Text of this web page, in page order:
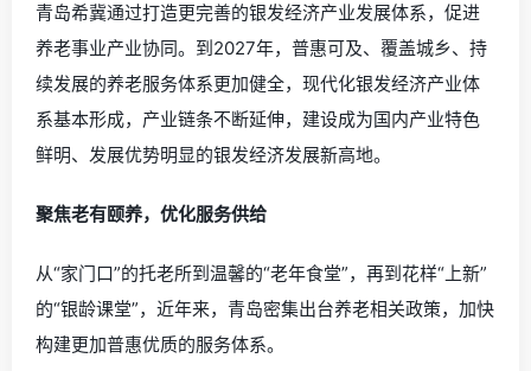
青岛希冀通过打造更完善的银发经济产业发展体系，促进
养老事业产业协同。到2027年，普惠可及、覆盖城乡、持
续发展的养老服务体系更加健全，现代化银发经济产业体
系基本形成，产业链条不断延伸，建设成为国内产业特色
鲜明、发展优势明显的银发经济发展新高地。
聚焦老有颐养，优化服务供给
从“家门口”的托老所到温馨的“老年食堂”，再到花样“上新”
的“银龄课堂”，近年来，青岛密集出台养老相关政策，加快
构建更加普惠优质的服务体系。